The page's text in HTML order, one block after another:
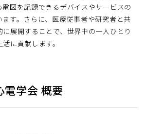
図を記録できるデバイスやサービスの
す。さらに、医療従事者や研究者と共
展開することで、世界中の一人ひとり
に貢献します。
電学会 概要